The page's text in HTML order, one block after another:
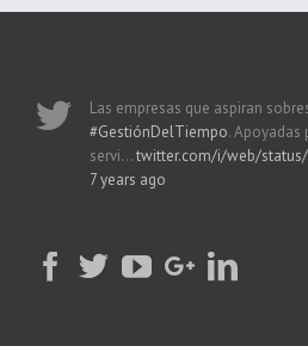
Las empresas que aspiran
#GestiónDelTiempo.
servi…twitter.com/i/web/
7 years ago